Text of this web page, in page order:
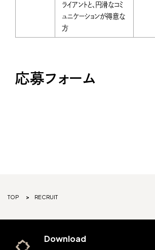
ライアントと、円滑なコミ
ュニケーションが得意な
方
応募フォーム
TOP RECRUIT
Download